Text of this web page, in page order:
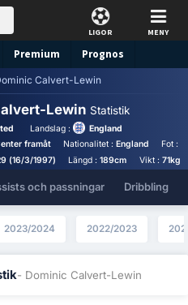
LIGOR MENY
Premium Prognos
Calvert-Lewin
Lewin Statistik
Landslag :
England
framåt Nationalitet :England Fot :
(16/3/1997) Längd :189cm Vikt : 71kg
och passningar Dribbling
2023/2024 2022/2023
- Dominic Calvert-Lewin